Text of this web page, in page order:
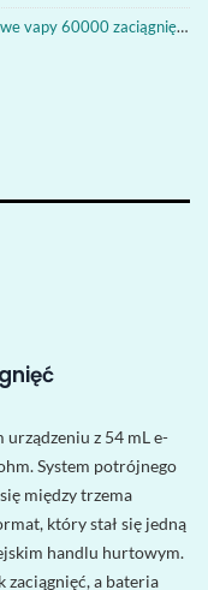
vapy 60000 zaciągnięć ,
urządzeniu z 54 mL e-
System potrójnego
między trzema
który stał się jedną
handlu hurtowym.
zaciągnięć, a bateria